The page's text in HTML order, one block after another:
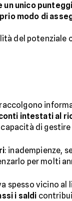
un unico
modo di
del potenziale
intestati al
di
: inadempienze,
per molti
spesso vicino
i saldi